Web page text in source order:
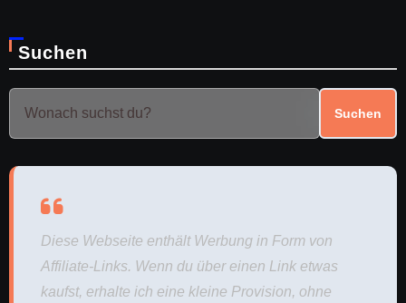
Suchen
Suchen
Diese Webseite enthält Werbung in Form von
Affiliate-Links. Wenn du über einen Link etwas
kaufst, erhalte ich eine kleine Provision, ohne